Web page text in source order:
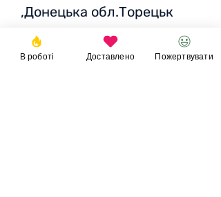
,Донецька обл.Торецьк
Вартість: 2450 USD/
В роботі Доставлено Пожертвувати